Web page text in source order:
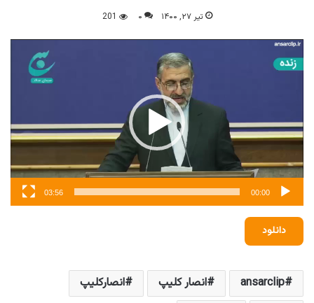
تیر ۲۷, ۱۴۰۰ ۰ 201
نمایشگر
ویدیو
00:00
03:56
دانلود
ansarclip انصار کلیپ
انصارکلیپ